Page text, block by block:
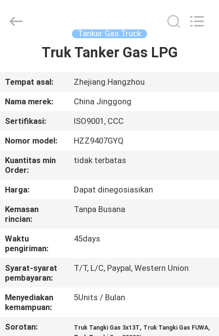
RUMAH
PRODUK
TENTANG
TUR
KONTROL
KUALITAS
HUBUNGI
KAMI
BERITA
PURPOSE
VEHICLE
Tanker Gas Truck
Truk Tanker Gas LPG
Tempat asal:
Zhejiang.Hangzhou
Nama merek:
China Jinggong
Sertifikasi:
ISO9001, CCC
Nomor model:
HZZ9407GYQ
Kuantitas min
Order:
tidak terbatas
Harga:
Dapat dinegosiasikan
Kemasan
rincian:
Tanpa Busana
Waktu
pengiriman:
45days
Syarat-syarat
pembayaran:
T/T, L/C, Paypal, Western Union
Menyediakan
kemampuan:
5Units / Bulan
Sorotan: Truk Tangki Gas 3x13T, Truk Tangki Gas FUWA,